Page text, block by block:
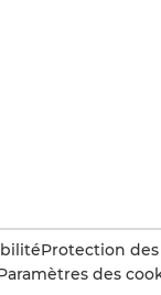
Protection
des